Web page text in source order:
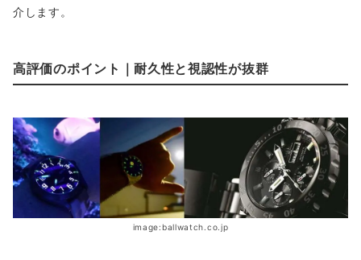
介します。
高評価のポイント｜耐久性と視認性が抜群
image:ballwatch.co.jp